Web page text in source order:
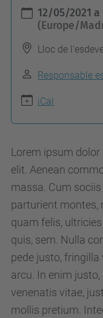
/
0
2
2
.
12/05/2021 a
(Europe/
Lloc de
Responsable
iCal
Lorem ipsum
elit. Aenean
massa. Cum
parturient montes,
quam felis,
quis, sem. Nulla
pede justo, fringilla
arcu. In enim
venenatis vitae,
mollis pretium.